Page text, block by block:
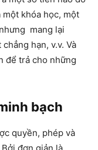
khóa học, một
mang lại
hạn, v.v. Và
để trả cho những
bạch
quyền, phép và